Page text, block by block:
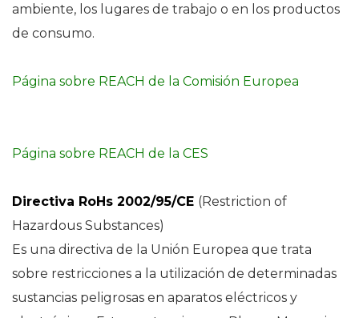
ambiente, los lugares de trabajo o en los productos
de consumo.
Página sobre REACH de la Comisión Europea
Página sobre REACH de la CES
Directiva RoHs 2002/95/CE (Restriction of
Hazardous Substances)
Es una directiva de la Unión Europea que trata
sobre restricciones a la utilización de determinadas
sustancias peligrosas en aparatos eléctricos y